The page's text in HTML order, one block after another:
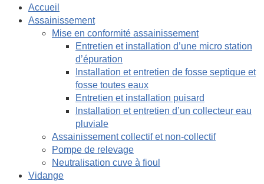
Accueil
Assainissement
Mise en conformité assainissement
Entretien et installation d’une micro station
d’épuration
Installation et entretien de fosse septique et
fosse toutes eaux
Entretien et installation puisard
Installation et entretien d’un collecteur eau
pluviale
Assainissement collectif et non-collectif
Pompe de relevage
Neutralisation cuve à fioul
Vidange